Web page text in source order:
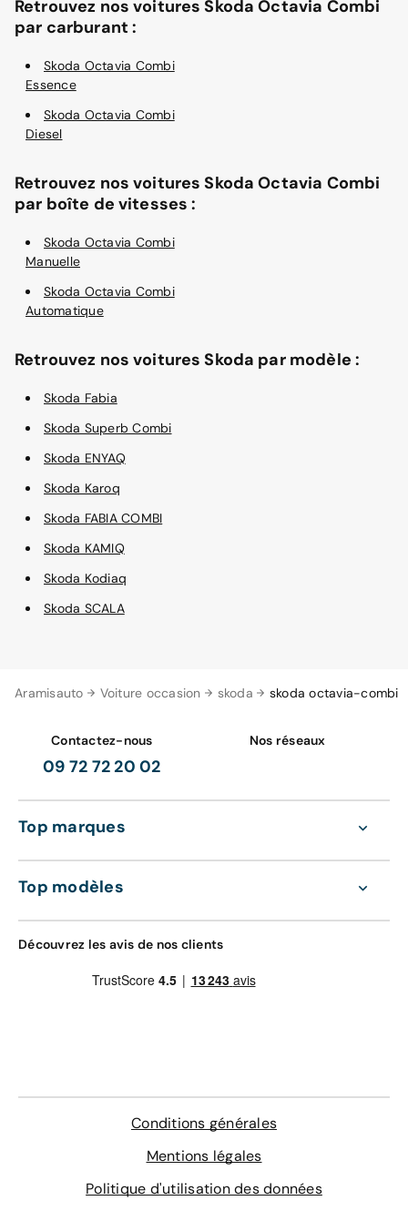
Aramisauto Voiture occasion skoda skoda octavia-combi
Retrouvez nos voitures Skoda Octavia Combi
par carburant :
Skoda Octavia Combi
Essence
Skoda Octavia Combi
Diesel
Retrouvez nos voitures Skoda Octavia Combi
par boîte de vitesses :
Skoda Octavia Combi
Manuelle
Skoda Octavia Combi
Automatique
Retrouvez nos voitures Skoda par modèle :
Skoda Fabia
Skoda Superb Combi
Skoda ENYAQ
Skoda Karoq
Skoda FABIA COMBI
Skoda KAMIQ
Skoda Kodiaq
Skoda SCALA
Contactez-nous
09 72 72 20 02
Nos réseaux
Top marques
Top modèles
Découvrez les avis de nos clients
Conditions générales
Mentions légales
Politique d'utilisation des données